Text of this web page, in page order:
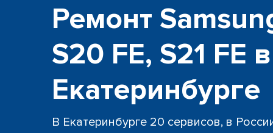
+7 (343)
ост. пр-т
+7 (343)
пр-т
+7 (343)
Ремонт
S20 FE, S21 FE в
Екатеринбурге
В Екатеринбурге 20 сервисов, в